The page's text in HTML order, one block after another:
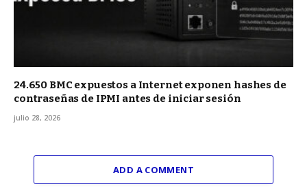
24.650 BMC expuestos a Internet exponen hashes de
contraseñas de IPMI antes de iniciar sesión
julio 28, 2026
ADD A COMMENT